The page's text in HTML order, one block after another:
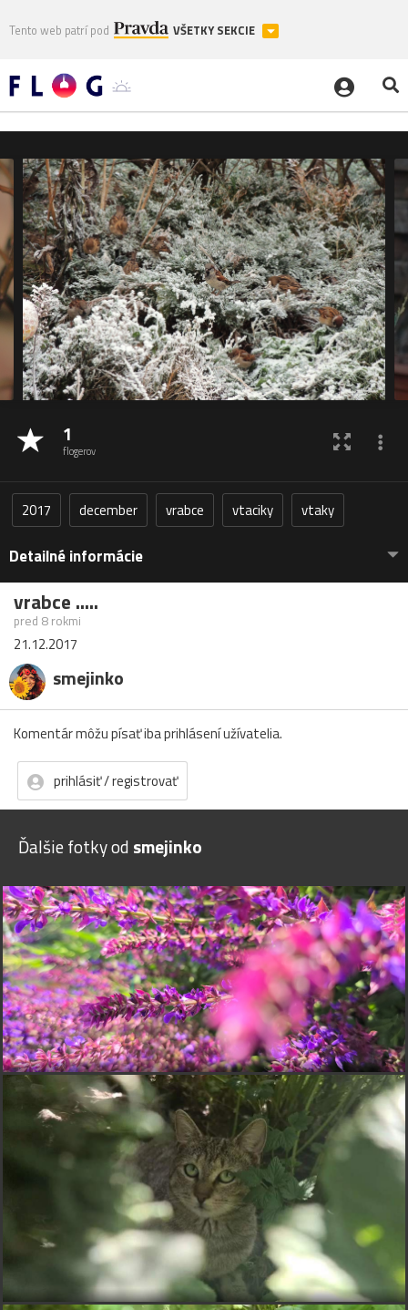
Tento web patrí pod VŠETKY SEKCIE
1
flogerov
2017 december vrabce vtaciky vtaky
Detailné informácie
vrabce .....
pred 8 rokmi
21.12.2017
smejinko
Komentár môžu písať iba prihlásení užívatelia.
prihlásiť / registrovať
Ďalšie fotky od smejinko